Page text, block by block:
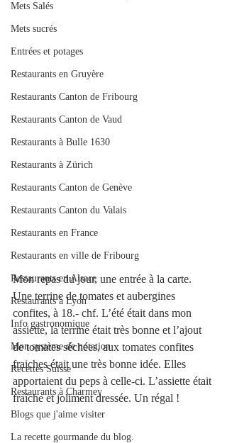
Mets Salés
Mets sucrés
Entrées et potages
Restaurants en Gruyère
Restaurants Canton de Fribourg
Restaurants Canton de Vaud
Restaurants à Bulle 1630
Restaurants à Zürich
Restaurants Canton de Genève
Restaurants Canton du Valais
Restaurants en France
Restaurants en ville de Fribourg
Restaurants en Alsace
Restaurants à Lyon
Info gastronomique
Mon système de notation
Recettes Suisse
Restaurants à Charmey
Blogs que j'aime visiter
La recette gourmande du blog.
Mon repas du jour, une entrée à la carte.
Une terrine de tomates et aubergines
confites, à 18.- chf. L’été était dans mon
assiette, la terrine était très bonne et l’ajout
de tomates séchées, aux tomates confites
fraiches était une très bonne idée. Elles
apportaient du peps à celle-ci. L’assiette était
fraîche et joliment dressée. Un régal !